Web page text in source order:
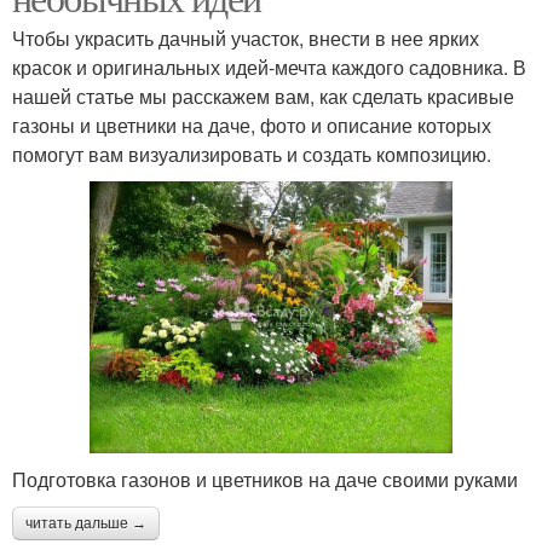
Чтобы украсить дачный участок, внести в нее ярких
красок и оригинальных идей-мечта каждого садовника. В
нашей статье мы расскажем вам, как сделать красивые
газоны и цветники на даче, фото и описание которых
помогут вам визуализировать и создать композицию.
Подготовка газонов и цветников на даче своими руками
читать дальше →